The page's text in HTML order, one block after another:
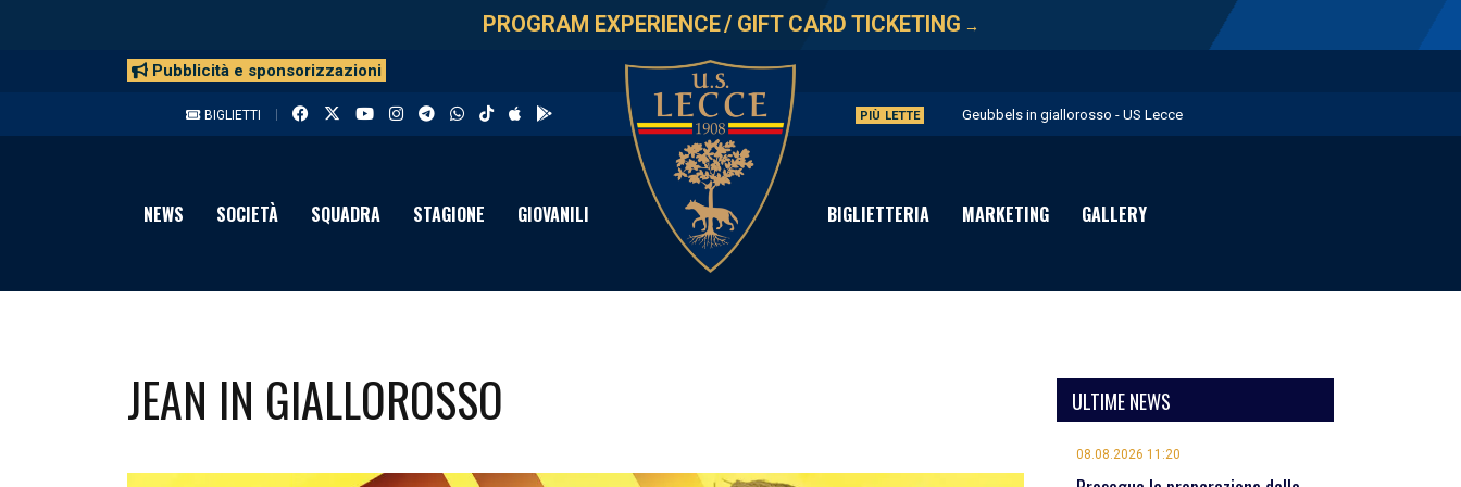
PROGRAM EXPERIENCE/ GIFT CARD TICKETING →
Pubblicità e sponsorizzazioni
BIGLIETTI PIÙ LETTE Geubbels in giallorosso - US Lecce
Aratravel è Premium Partner per la stagione 2026/27 - US Lecce
Primavera 1: Flies in giallorosso - US Lecce
NEWS SOCIETÀ SQUADRA STAGIONE GIOVANILI BIGLIETTERIA MARKETING GALLERY
JEAN IN GIALLOROSSO ULTIME NEWS
08.08.2026 11:20